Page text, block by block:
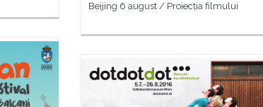
Beijing 6 august / Proiecția filmului